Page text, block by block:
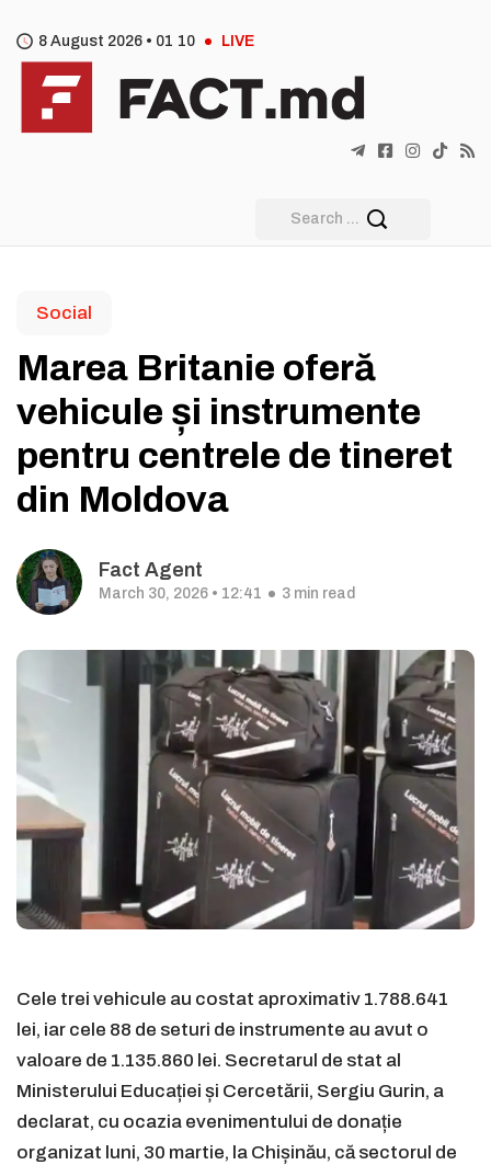
8 August 2026 • 01 10 LIVE
Social
Marea Britanie oferă
vehicule și instrumente
pentru centrele de tineret
din Moldova
Fact Agent
March 30, 2026 • 12:41 3 min read
Cele trei vehicule au costat aproximativ 1.788.641
lei, iar cele 88 de seturi de instrumente au avut o
valoare de 1.135.860 lei. Secretarul de stat al
Ministerului Educației și Cercetării, Sergiu Gurin, a
declarat, cu ocazia evenimentului de donație
organizat luni, 30 martie, la Chișinău, că sectorul de